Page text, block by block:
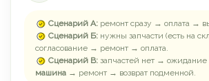
Сценарий А: ремонт сразу → оплата →
Сценарий Б: нужны запчасти (есть на
согласование → ремонт → оплата.
Сценарий В: запчастей нет → ожидание
машина → ремонт → возврат подменной.